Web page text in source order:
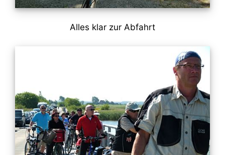
Alles klar zur Abfahrt